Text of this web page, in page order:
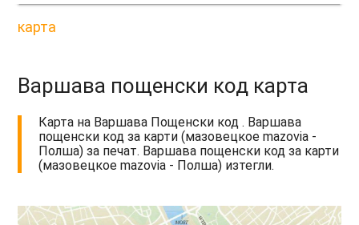
карта
Варшава пощенски код карта
Карта на Варшава Пощенски код . Варшава
пощенски код за карти (мазовецкое mazovia -
Полша) за печат. Варшава пощенски код за карти
(мазовецкое mazovia - Полша) изтегли.